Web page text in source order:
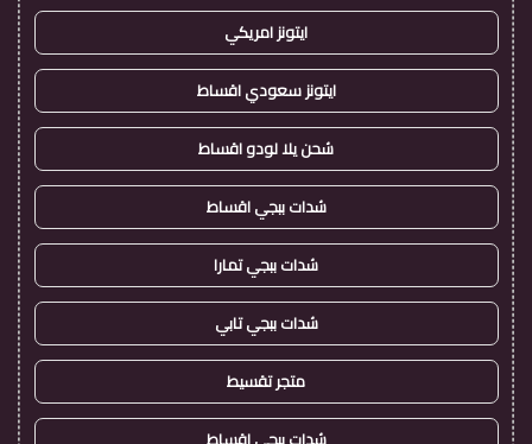
ايتونز امريكي
ايتونز سعودي اقساط
شحن يلا لودو اقساط
شدات ببجي اقساط
شدات ببجي تمارا
شدات ببجي تابي
متجر تقسيط